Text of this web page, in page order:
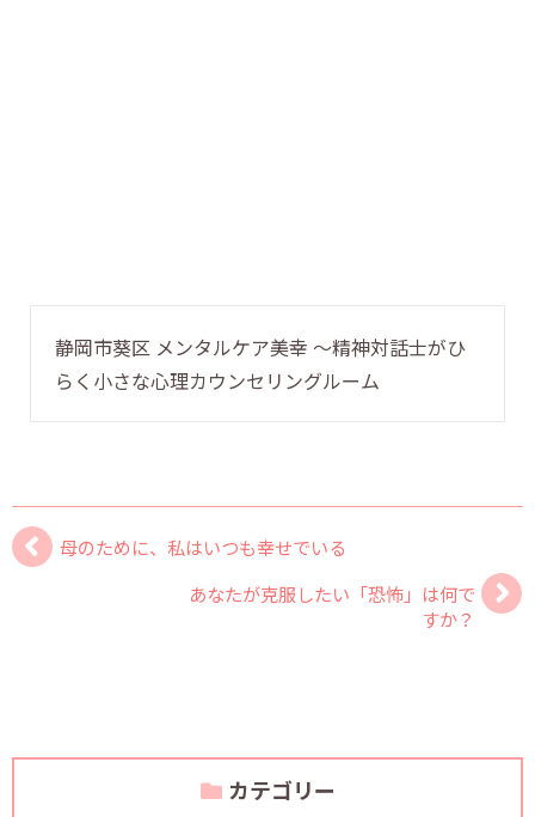
静岡市葵区 メンタルケア美幸 〜精神対話士がひ
らく小さな心理カウンセリングルーム
母のために、私はいつも幸せでいる
あなたが克服したい「恐怖」は何で
すか？
カテゴリー